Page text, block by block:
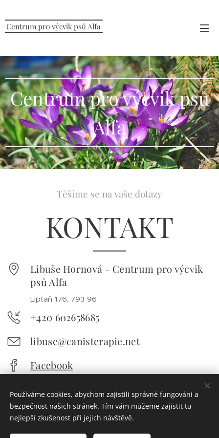
Centrum pro výcvik psů Alfa
Centrum pro výcvik psů
Alfa
Těšíme se na vaše dotazy
KONTAKT
Libuše Hornová - Centrum pro výcvik
psů Alfa
Liptaň 176, 793 96
+420 602658685
libuse@canisterapie.net
Facebook
© 2025 Centrum pro výcvik psů Alfa
vyhrazena.
Používáme cookies, abychom zajistili správné fungování a
bezpečnost našich stránek. Tím vám můžeme zajistit tu
nejlepší zkušenost při jejich návštěvě.